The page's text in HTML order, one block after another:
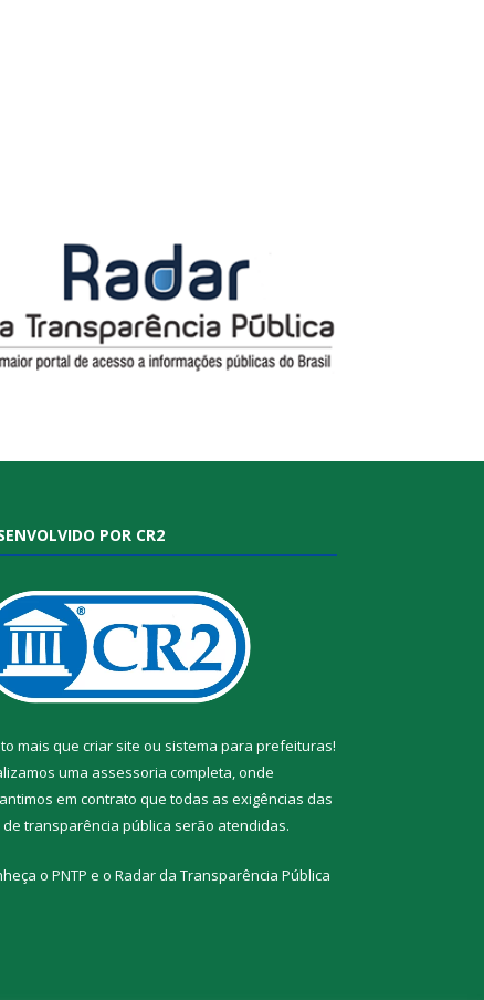
POR CR2
mais que criar site ou sistema para prefeituras!
uma assessoria completa, onde
em contrato que todas as exigências das
de transparência pública serão atendidas.
o PNTP e o Radar da Transparência Pública